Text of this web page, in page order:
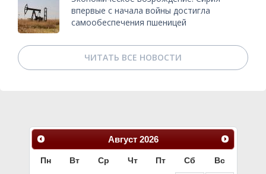
впервые с начала войны достигла
самообеспечения пшеницей
ЧИТАТЬ ВСЕ НОВОСТИ
Август 2026
Пн Вт Ср Чт Пт Сб Вс